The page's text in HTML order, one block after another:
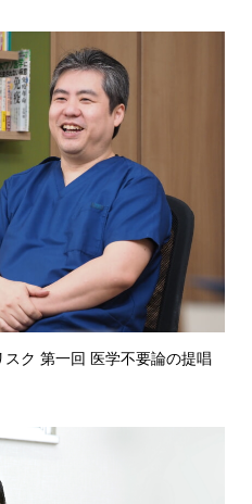
ク 第一回 医学不要論の提唱